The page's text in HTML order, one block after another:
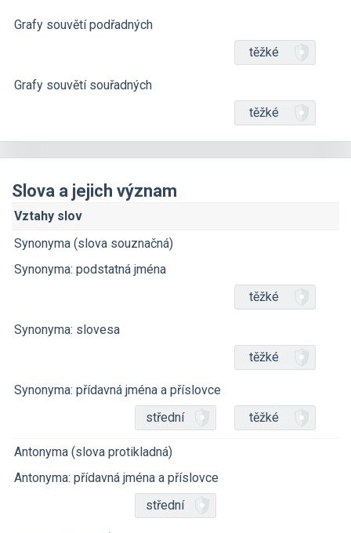
Grafy souvětí podřadných
těžké
Grafy souvětí souřadných
těžké
Slova a jejich význam
Vztahy slov
Synonyma (slova souznačná)
Synonyma: podstatná jména
těžké
Synonyma: slovesa
těžké
Synonyma: přídavná jména a příslovce
střední
těžké
Antonyma (slova protikladná)
Antonyma: přídavná jména a příslovce
střední